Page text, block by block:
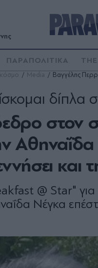
ΠΑΡΑΠΟΛΙΤΙΚΑ
κόσμο Media Βαγγέλης
στον
και
δίπλα
@ Star"
Νέγκα